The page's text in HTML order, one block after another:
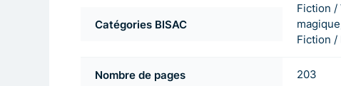
Catégories BISAC
Fiction /
Fiction /
Nombre de pages 203